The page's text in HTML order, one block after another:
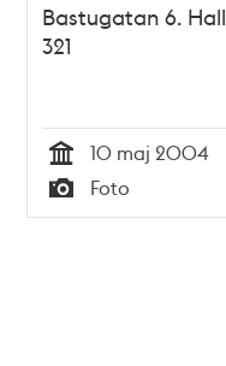
Bastugatan 6. Hall
321
Tid
10 maj 2004
Typ
Foto